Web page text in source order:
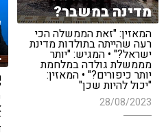
מדינה במשבר?
המאזין: "זאת הממשלה הכי
רעה שהייתה בתולדות מדינת
ישראל?" • המגיש: "יותר
מממשלת גולדה במלחמת
יותר כיפורים?" • המאזין:
"יכול להיות שכן"
28/08/2023